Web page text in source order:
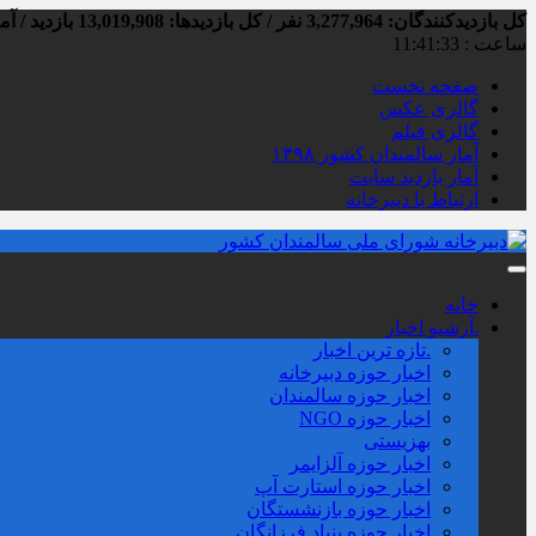
کل بازدیدکنند‌گان: 3,277,964 نفر / کل بازدیدها: 13,019,908 بازدید / آمار بازدید امروز:
ساعت : 11:41:34
صفحه نخست
گالری عکس
گالری فیلم
آمار سالمندان کشور ۱۳۹۸
آمار بازدید سایت
ارتباط با دبیرخانه
خانه
.آرشیو اخبار
.تازه ترین اخبار
اخبار حوزه دبیرخانه
اخبار حوزه سالمندان
اخبار حوزه NGO
بهزیستی
اخبار حوزه آلزايمر
اخبار حوزه استارت آپ
اخبار حوزه بازنشستگان
اخبار حوزه بنیاد فرزانگان